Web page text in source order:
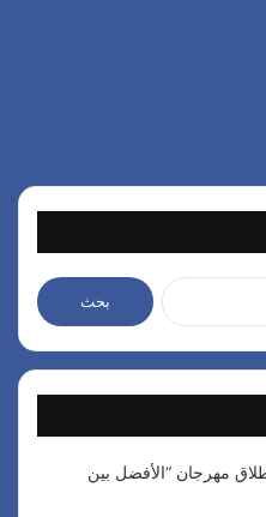
ح
ث
ن
:
مهرجان “الأفضل بين